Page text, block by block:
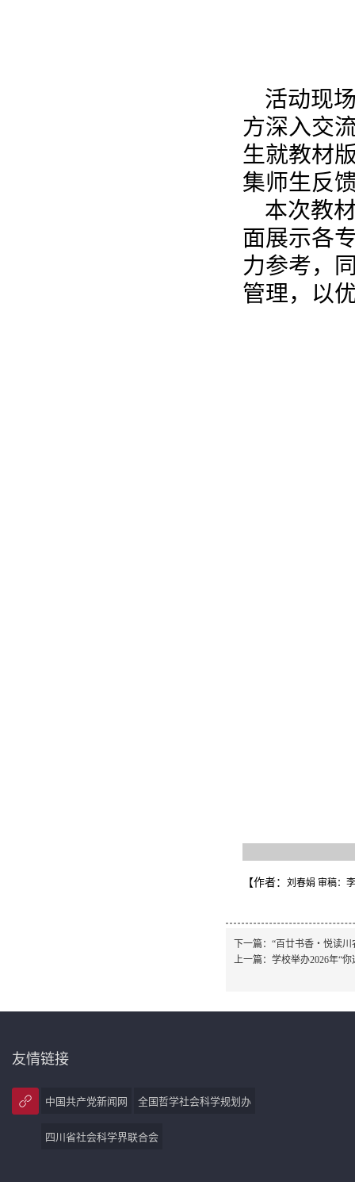
活动现
方深入交
生就教材
集师生反
本次教
面展示各
力参考，
管理，以
【作者： 刘春娟 审稿：
下一篇： “百廿书香・悦读
上一篇： 学校举办2026年“
友情链接
中国共产党新闻网 全国哲学社会科学规划办
四川省社会科学界联合会